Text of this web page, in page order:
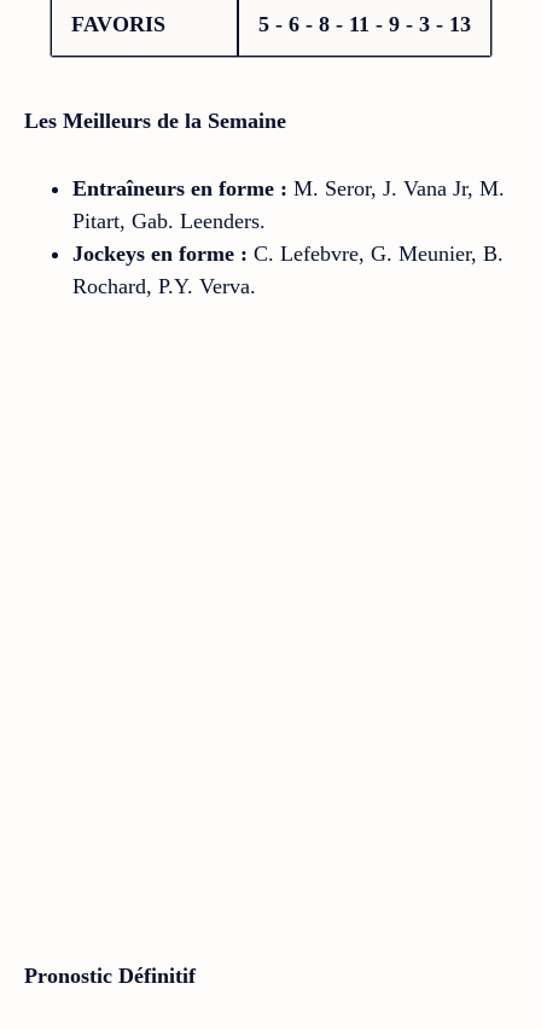
FAVORIS 5 - 6 - 8 - 11 - 9 - 3 - 13
Les Meilleurs de la Semaine
Entraîneurs en forme : M. Seror, J. Vana Jr, M.
Pitart, Gab. Leenders.
Jockeys en forme : C. Lefebvre, G. Meunier, B.
Rochard, P.Y. Verva.
Pronostic Définitif